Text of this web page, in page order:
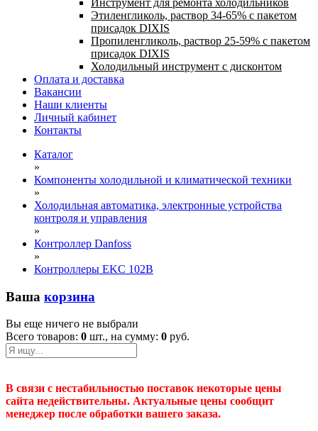
Инструмент для ремонта холодильников
Этиленгликоль, раствор 34-65% с пакетом
присадок DIXIS
Пропиленгликоль, раствор 25-59% с пакетом
присадок DIXIS
Холодильный инструмент с дисконтом
Оплата и доставка
Вакансии
Наши клиенты
Личный кабинет
Контакты
Каталог
»
Компоненты холодильной и климатической техники
»
Холодильная автоматика, электронные устройства
контроля и управления
»
Контроллер Danfoss
»
Контроллеры EKC 102B
Ваша корзина
Вы еще ничего не выбрали
Всего товаров: 0 шт., на сумму: 0 руб.
В связи с нестабильностью поставок некоторые цены
сайта недействительны. Актуальные цены сообщит
менеджер после обработки вашего заказа.